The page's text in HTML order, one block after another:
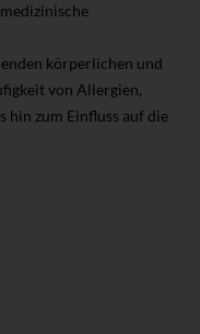
körperlichen und
von Allergien,
hin zum Einfluss auf die